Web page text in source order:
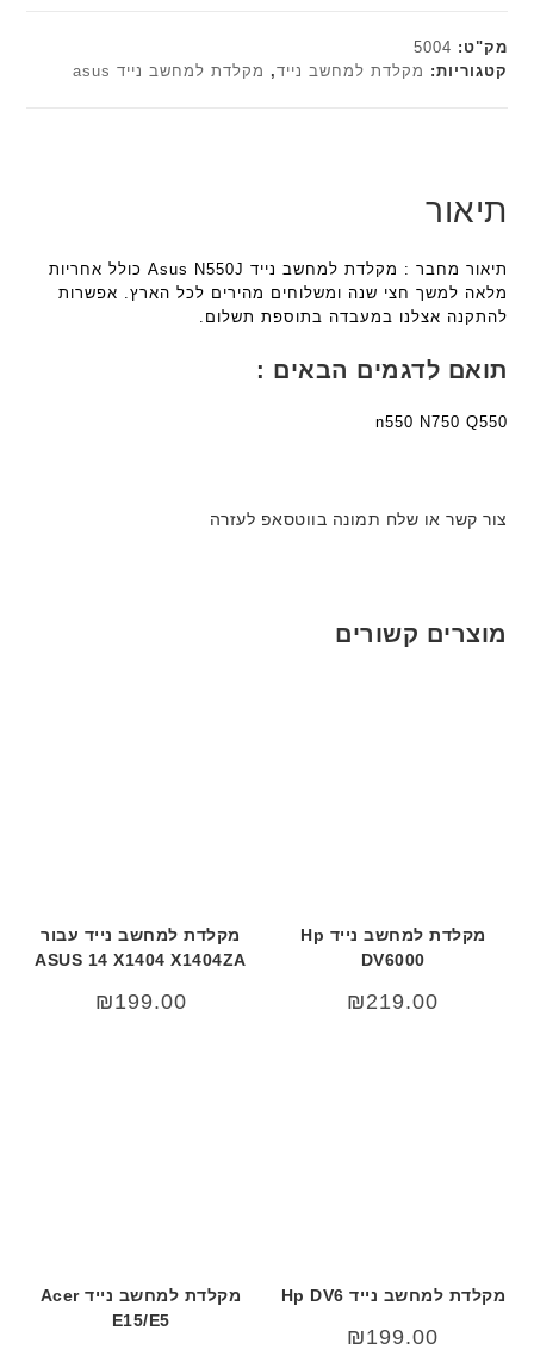
מק"ט: 5004
קטגוריות: מקלדת למחשב נייד, מקלדת למחשב נייד asus
תיאור
תיאור מחבר : מקלדת למחשב נייד Asus N550J כולל אחריות
מלאה למשך חצי שנה ומשלוחים מהירים לכל הארץ. אפשרות
להתקנה אצלנו במעבדה בתוספת תשלום.
תואם לדגמים הבאים :
n550 N750 Q550
צור קשר או שלח תמונה בווטסאפ לעזרה
מוצרים קשורים
מקלדת למחשב נייד Hp
DV6000
₪219.00
מקלדת למחשב נייד עבור
ASUS 14 X1404 X1404ZA
₪199.00
מקלדת למחשב נייד Hp DV6
₪199.00
מקלדת למחשב נייד Acer
E15/E5